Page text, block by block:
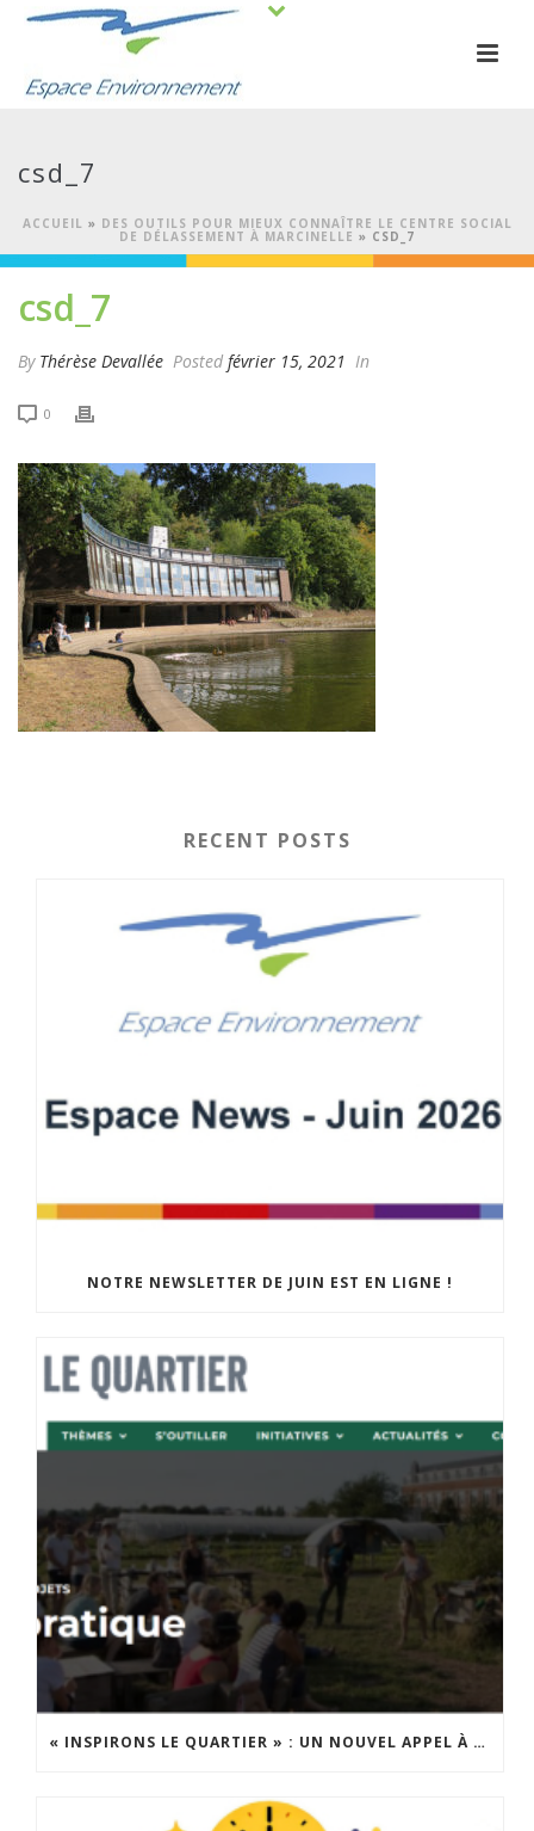
csd_7
ACCUEIL » DES OUTILS POUR MIEUX CONNAÎTRE LE CENTRE SOCIAL
DE DÉLASSEMENT À MARCINELLE » CSD_7
csd_7
By Thérèse Devallée Posted février 15, 2021 In
0
RECENT POSTS
NOTRE NEWSLETTER DE JUIN EST EN LIGNE !
« INSPIRONS LE QUARTIER » : UN NOUVEL APPEL À PROJETS EST LANCÉ !